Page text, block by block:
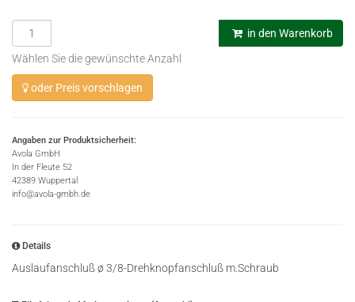
in den Warenkorb
Wählen Sie die gewünschte Anzahl
oder Preis vorschlagen
Angaben zur Produktsicherheit:
Avola GmbH
In der Fleute 52
42389 Wuppertal
info@avola-gmbh.de
Details
Auslaufanschluß ø 3/8-Drehknopfanschluß m.Schraub